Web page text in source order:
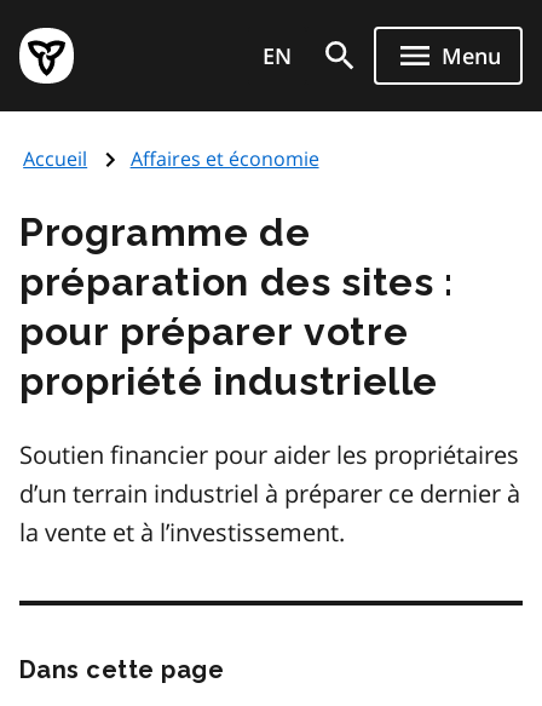
au
contenu
principal
Page
d'accueil
de
EN Menu
Accueil Affaires et économie
Programme de
préparation des sites :
pour préparer votre
propriété industrielle
Soutien financier pour aider les propriétaires
d’un terrain industriel à préparer ce dernier à
la vente et à l’investissement.
Dans cette page